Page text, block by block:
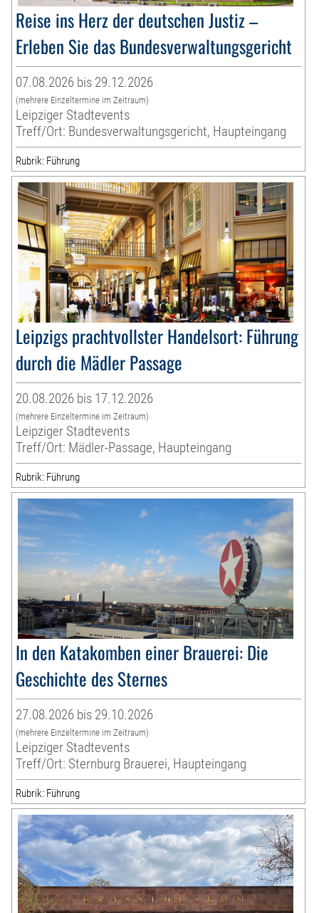
Reise ins Herz der deutschen Justiz –
Erleben Sie das Bundesverwaltungsgericht
07.08.2026 bis 29.12.2026
(mehrere Einzeltermine im Zeitraum)
Leipziger Stadtevents
Treff/Ort: Bundesverwaltungsgericht, Haupteingang
Rubrik: Führung
Leipzigs prachtvollster Handelsort: Führung
durch die Mädler Passage
20.08.2026 bis 17.12.2026
(mehrere Einzeltermine im Zeitraum)
Leipziger Stadtevents
Treff/Ort: Mädler-Passage, Haupteingang
Rubrik: Führung
In den Katakomben einer Brauerei: Die
Geschichte des Sternes
27.08.2026 bis 29.10.2026
(mehrere Einzeltermine im Zeitraum)
Leipziger Stadtevents
Treff/Ort: Sternburg Brauerei, Haupteingang
Rubrik: Führung